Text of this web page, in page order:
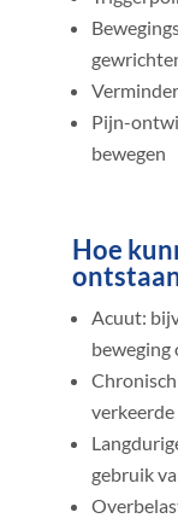
Pijn-
bewegen
Hoe
Acuut:
beweging
gebruik